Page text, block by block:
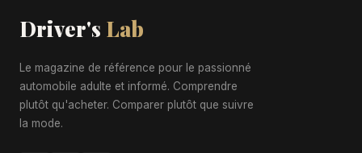
Driver's Lab
Le magazine de référence pour le passionné
automobile adulte et informé. Comprendre
plutôt qu'acheter. Comparer plutôt que suivre
la mode.